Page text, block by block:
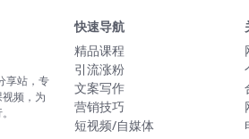
享站，专
频，为
快速导航
精品课程
引流涨粉
文案写作
营销技巧
短视频/自媒体